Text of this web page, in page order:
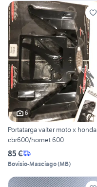
6
Portatarga valter moto x honda
cbr600/hornet 600
85 €
Bovisio-Masciago(MB)